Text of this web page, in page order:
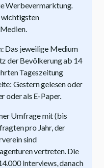
Werbevermarktung.
wichtigsten
Das jeweilige Medium
der Bevölkerung ab 14
Tageszeitung
Gestern gelesen oder
oder als E-Paper.
Umfrage mit (bis
pro Jahr, der
sind
vertreten. Die
Interviews, danach